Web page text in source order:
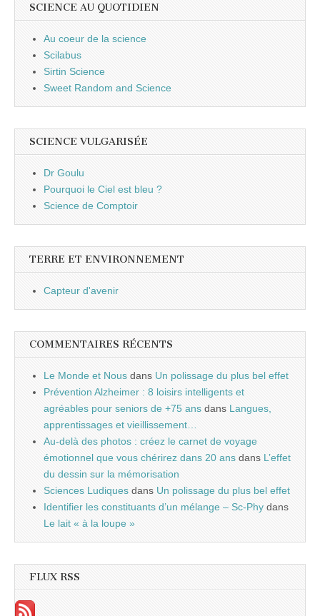
SCIENCE AU QUOTIDIEN
Au coeur de la science
Scilabus
Sirtin Science
Sweet Random and Science
SCIENCE VULGARISÉE
Dr Goulu
Pourquoi le Ciel est bleu ?
Science de Comptoir
TERRE ET ENVIRONNEMENT
Capteur d'avenir
COMMENTAIRES RÉCENTS
Le Monde et Nous dans Un polissage du plus bel effet
Prévention Alzheimer : 8 loisirs intelligents et
agréables pour seniors de +75 ans dans Langues,
apprentissages et vieillissement…
Au-delà des photos : créez le carnet de voyage
émotionnel que vous chérirez dans 20 ans dans L’effet
du dessin sur la mémorisation
Sciences Ludiques dans Un polissage du plus bel effet
Identifier les constituants d’un mélange – Sc-Phy dans
Le lait « à la loupe »
FLUX RSS